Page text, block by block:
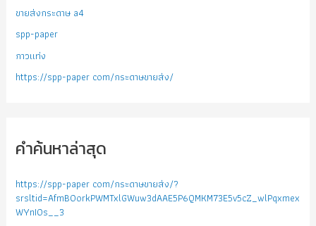
ขายส่งกระดาษ a4
spp-paper
กาวแท่ง
https://spp-paper com/กระดาษขายส่ง/
คำค้นหาล่าสุด
https://spp-paper com/กระดาษขายส่ง/?
srsltid=AfmBOorkPWMTxlGWuw3dAAE5P6QMKM73E5v5cZ_wlPqxmex
WYnIOs__3